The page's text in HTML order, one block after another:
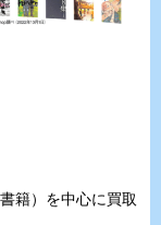
籍）を中心に買取